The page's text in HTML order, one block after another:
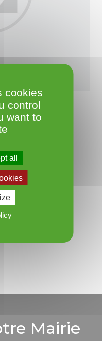
Mairie
cookies
control
want to
all